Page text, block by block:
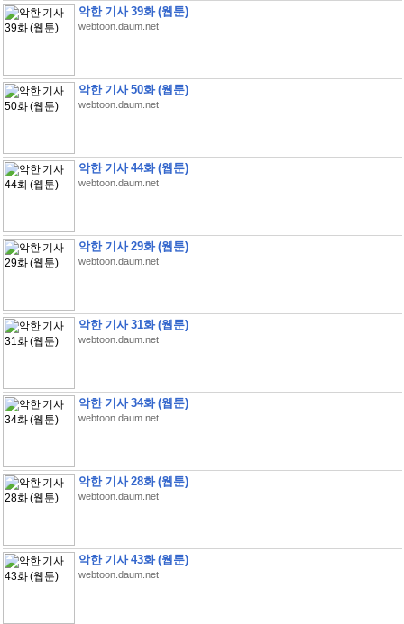
악한 기사 39화 (웹툰)
webtoon.daum.net
악한 기사 50화 (웹툰)
webtoon.daum.net
악한 기사 44화 (웹툰)
webtoon.daum.net
악한 기사 29화 (웹툰)
webtoon.daum.net
악한 기사 31화 (웹툰)
webtoon.daum.net
악한 기사 34화 (웹툰)
webtoon.daum.net
악한 기사 28화 (웹툰)
webtoon.daum.net
악한 기사 43화 (웹툰)
webtoon.daum.net